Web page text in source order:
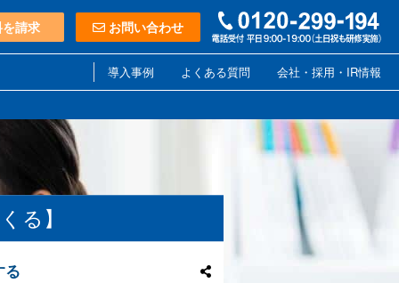
請求 お問い合わせ
導入事例 よくある質問 会社・採用・IR情報
る】
る